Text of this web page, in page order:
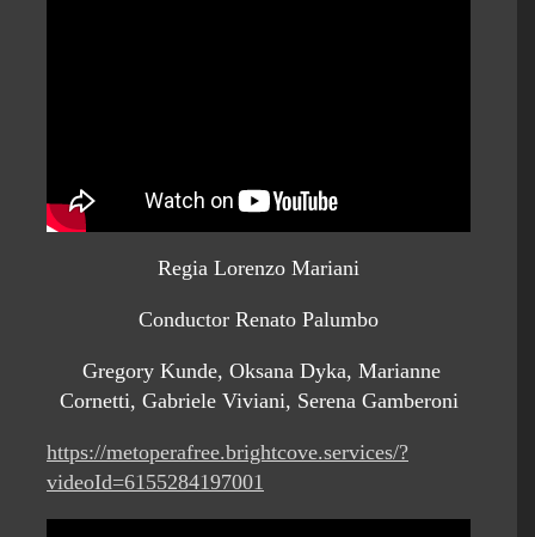
Regia Lorenzo Mariani
Conductor Renato Palumbo
Gregory Kunde, Oksana Dyka, Marianne
Cornetti, Gabriele Viviani, Serena Gamberoni
https://metoperafree.brightcove.services/?
videoId=6155284197001